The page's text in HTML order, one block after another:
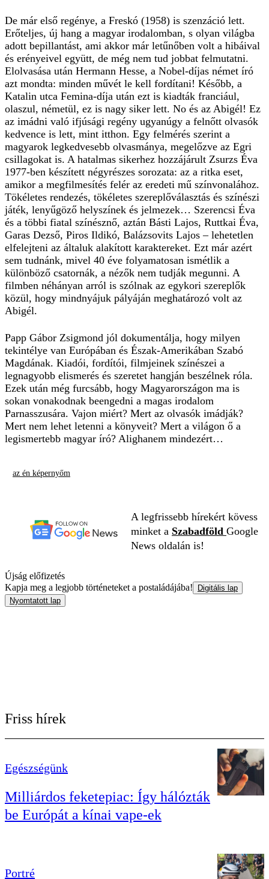
De már első regénye, a Freskó (1958) is szenzáció lett.
Erőteljes, új hang a magyar irodalomban, s olyan világba
adott bepillantást, ami akkor már letűnőben volt a hibáival
és erényeivel együtt, de még nem tud jobbat felmutatni.
Elolvasása után Hermann Hesse, a Nobel-díjas német író
azt mondta: minden művét le kell fordítani! Később, a
Katalin utca Femina-díja után ezt is kiadták franciául,
olaszul, németül, ez is nagy siker lett. No és az Abigél! Ez
az imádni való ifjúsági regény ugyanúgy a felnőtt olvasók
kedvence is lett, mint itthon. Egy felmérés szerint a
magyarok legkedvesebb olvasmánya, megelőzve az Egri
csillagokat is. A hatalmas sikerhez hozzájárult Zsurzs Éva
1977-ben készített négyrészes sorozata: az a ritka eset,
amikor a megfilmesítés felér az eredeti mű színvonalához.
Tökéletes rendezés, tökéletes szereplőválasztás és színészi
játék, lenyűgöző helyszínek és jelmezek… Szerencsi Éva
és a többi fiatal színésznő, aztán Básti Lajos, Ruttkai Éva,
Garas Dezső, Piros Ildikó, Balázsovits Lajos – lehetetlen
elfelejteni az általuk alakított karaktereket. Ezt már azért
sem tudnánk, mivel 40 éve folyamatosan ismétlik a
különböző csatornák, a nézők nem tudják megunni. A
filmben néhányan arról is szólnak az egykori szereplők
közül, hogy mindnyájuk pályáján meghatározó volt az
Abigél.
Papp Gábor Zsigmond jól dokumentálja, hogy milyen
tekintélye van Európában és Észak-Amerikában Szabó
Magdának. Kiadói, fordítói, filmjeinek színészei a
legnagyobb elismerés és szeretet hangján beszélnek róla.
Ezek után még furcsább, hogy Magyarországon ma is
sokan vonakodnak beengedni a magas irodalom
Parnasszusára. Vajon miért? Mert az olvasók imádják?
Mert nem lehet letenni a könyveit? Mert a világon ő a
legismertebb magyar író? Alighanem mindezért…
az én képernyőm
A legfrissebb hírekért kövess
minket a Szabadföld Google
News oldalán is!
Újság előfizetés
Kapja meg a legjobb történeteket a postaládájába!
Digitális lap
Nyomtatott lap
Friss hírek
Egészségünk
Milliárdos feketepiac: Így hálózták
be Európát a kínai vape-ek
Portré